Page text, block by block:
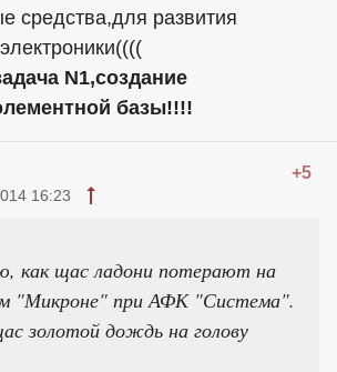
средства,для развития
N1,создание
базы!!!!
+5
16:23
как щас ладони потерают на
"Микроне" при АФК "Система".
золотой дождь на голову